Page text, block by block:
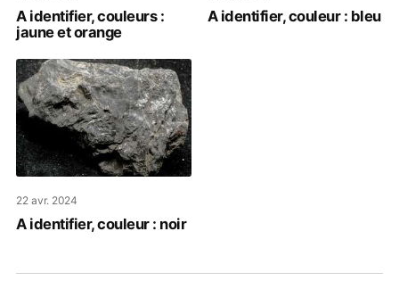
A identifier, couleurs :
jaune et orange
A identifier, couleur : bleu
22 avr. 2024
A identifier, couleur : noir